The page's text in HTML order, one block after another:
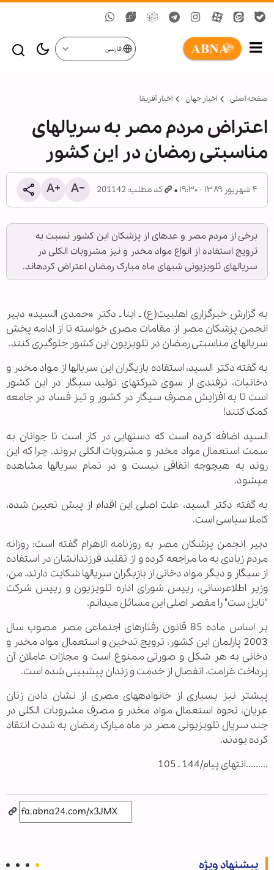
فارسی
صفحه اصلی اخبار جهان اخبار آفریقا
اعتراض مردم مصر به سریال‏های
مناسبتی رمضان در این کشور
۴ شهریور ۱۳۸۹ - ۱۹:۳۰ کد مطلب: 201142
برخی از مردم مصر و عده‏ای از پزشکان این کشور نسبت به
ترویج استفاده از انواع مواد مخدر و نیز مشروبات الکلی در
سریال‏های تلویزیونی شب‏های ماه مبارک رمضان اعتراض کرده‏اند.
به گزارش خبرگزاری اهل‏بیت(ع) ـ ابنا ـ دکتر «حمدی السید» دبیر
انجمن پزشکان مصر از مقامات مصری خواسته تا از ادامه پخش
سریال‏های مناسبتی رمضان در تلویزیون این کشور جلوگیری کنند.
به گفته دکتر السید، استفاده بازیگران این سریال‏ها از مواد مخدر و
دخانیات، ترفندی از سوی شرکت‏های تولید سیگار در این کشور
است تا به افزایش مصرف سیگار در کشور و تیز فساد در جامعه
کمک کنند!
السید اضافه کرده است که دست‏هایی در کار است تا جوانان به
سمت استعمال مواد مخدر و مشروبات الکلی بروند. چرا که این
روند به هیچ‏وجه اتفاقی نیست و در تمام سریال‏ها مشاهده
می‏شود.
به گفته دکتر السید، علت اصلی این اقدام از پیش تعیین شده،
کاملا سیاسی است.
دبیر انجمن پزشکان مصر به روزنامه الاهرام گفته است: روزانه
مردم زیادی به ما مراجعه کرده و از تقلید فرزندانشان در استفاده
از سیگار و دیگر مواد دخانی از بازیگران سریال‏ها شکایت دارند. من،
وزیر اطلاع‏رسانی، رییس شورای اداره تلویزیون و رییس شرکت
"نایل ست" را مقصر اصلی این مسائل می‏دانم.
بر اساس ماده 85 قانون رفتارهای اجتماعی مصر مصوب سال
2003 پارلمان این کشور، ترویج تدخین و استعمال مواد مخدر و
دخانی به هر شکل و صورتی ممنوع است و مجازات عاملان آن
پرداخت غرامت، انفصال از خدمت و زندان پیش‏بینی شده است.
پیشتر نیز بسیاری از خانواده‏های مصری از نشان دادن زنان
عریان، نحوه استعمال مواد مخدر و مصرف مشروبات الکلی در
چند سریال تلویزیونی مصر در ماه مبارک رمضان به شدت انتقاد
کرده بودند.
.........انتهای پیام/144 ـ 105
پیشنهاد ویژه